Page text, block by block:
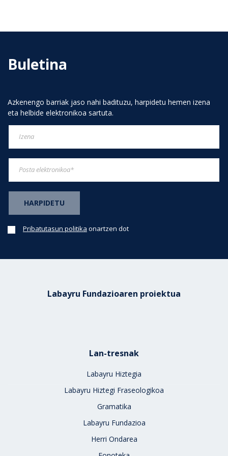
Buletina
Azkenengo barriak jaso nahi badituzu, harpidetu hemen izena
eta helbide elektronikoa sartuta.
Pribatutasun politika onartzen dot
Labayru Fundazioaren proiektua
Lan-tresnak
Labayru Hiztegia
Labayru Hiztegi Fraseologikoa
Gramatika
Labayru Fundazioa
Herri Ondarea